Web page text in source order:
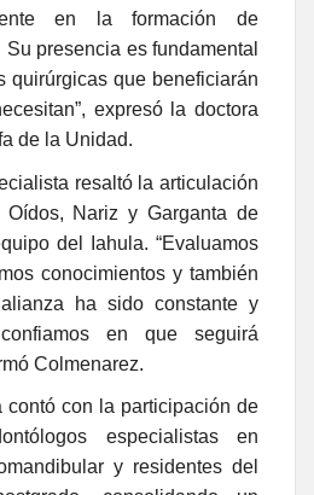
en la formación de
presencia es fundamental
quirúrgicas que beneficiarán
expresó la doctora
de la Unidad.
resaltó la articulación
Nariz y Garganta de
del Iahula. “Evaluamos
conocimientos y también
ha sido constante y
en que seguirá
Colmenarez.
contó con la participación de
especialistas en
y residentes del